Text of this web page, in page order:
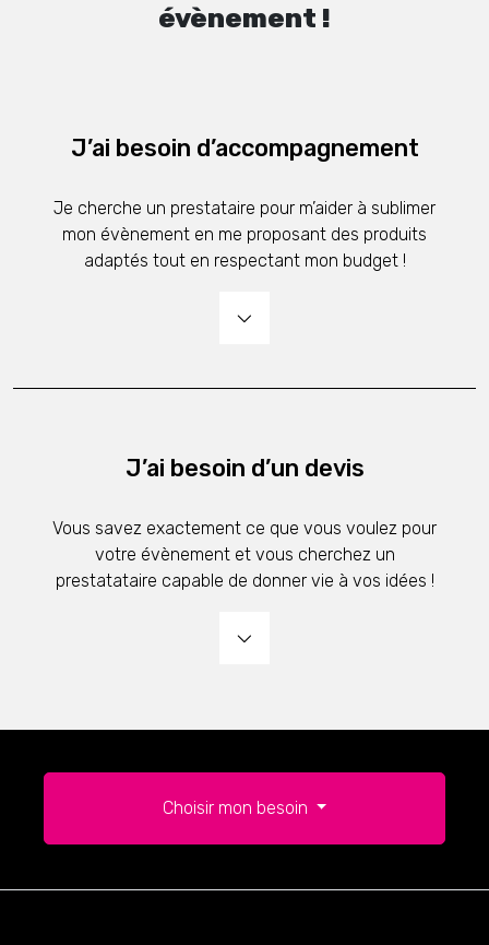
évènement !
J’ai besoin d’accompagnement
Je cherche un prestataire pour m’aider à sublimer
mon évènement en me proposant des produits
adaptés tout en respectant mon budget !
J’ai besoin d’un devis
Vous savez exactement ce que vous voulez pour
votre évènement et vous cherchez un
prestatataire capable de donner vie à vos idées !
Choisir mon besoin